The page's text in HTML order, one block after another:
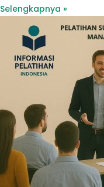
Selengkapnya »